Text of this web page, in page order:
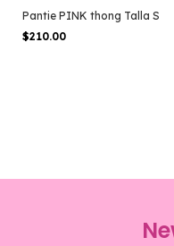
Pantie PINK thong Talla S
$210.00